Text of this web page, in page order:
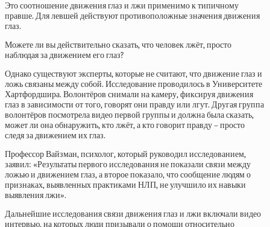
Это соотношение движения глаз и лжи применимо к типичному
правше. Для левшей действуют противоположные значения движения
глаз.
Можете ли вы действительно сказать, что человек лжёт, просто
наблюдая за движением его глаз?
Однако существуют эксперты, которые не считают, что движение глаз и
ложь связаны между собой. Исследование проводилось в Университете
Хартфордшира. Волонтёров снимали на камеру, фиксируя движения
глаз в зависимости от того, говорят они правду или лгут. Другая группа
волонтёров посмотрела видео первой группы и должна была сказать,
может ли она обнаружить, кто лжёт, а кто говорит правду – просто
следя за движением их глаз.
Профессор Вайзман, психолог, который руководил исследованием,
заявил: «Результаты первого исследования не показали связи между
ложью и движением глаз, а второе показало, что сообщение людям о
признаках, выявленных практиками НЛП, не улучшило их навыки
выявления лжи».
Дальнейшие исследования связи движения глаз и лжи включали видео
интервью, на которых люди призывали о помощи относительно